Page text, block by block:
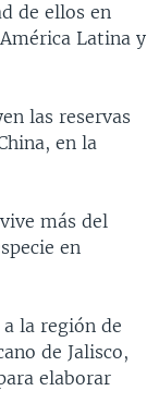
de ellos en
Latina y
las reservas
en la
más del
en
la región de
de Jalisco,
elaborar